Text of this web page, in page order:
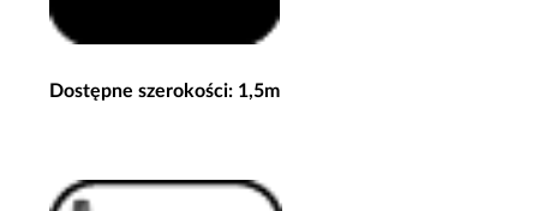
Dostępne szerokości: 1,5m